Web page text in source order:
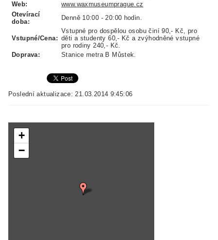
Web:
www.waxmuseumprague.cz
Otevírací
doba:
Denně 10:00 - 20:00 hodin.
Vstupné/Cena:
Vstupné pro dospělou osobu činí 90,- Kč, pro
děti a studenty 60,- Kč a zvýhodněné vstupné
pro rodiny 240,- Kč.
Doprava:
Stanice metra B Můstek.
Poslední aktualizace: 21.03.2014 9:45:06
+
−